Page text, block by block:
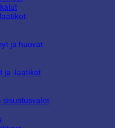
ja huovat
ja -laatikot
sisustusvalot